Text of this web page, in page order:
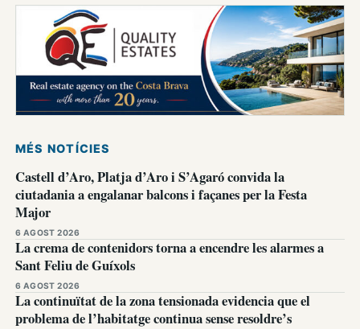
MÉS NOTÍCIES
Castell d’Aro, Platja d’Aro i S’Agaró convida la
ciutadania a engalanar balcons i façanes per la Festa
Major
6 AGOST 2026
La crema de contenidors torna a encendre les alarmes a
Sant Feliu de Guíxols
6 AGOST 2026
La continuïtat de la zona tensionada evidencia que el
problema de l’habitatge continua sense resoldre’s